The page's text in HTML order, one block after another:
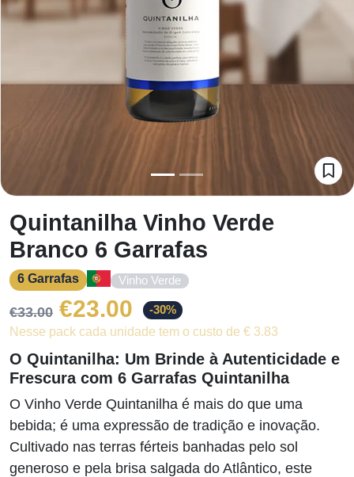
Quintanilha Vinho Verde
Branco 6 Garrafas
6 Garrafas Vinho Verde
€33.00 O
preço
original
era:
€33.00.
€23.00 O
preço
atual
é:
€23.00.
-30%
Nesse pack cada unidade tem o custo de € 3.83
O Quintanilha: Um Brinde à Autenticidade e
Frescura com 6 Garrafas Quintanilha
O Vinho Verde Quintanilha é mais do que uma
bebida; é uma expressão de tradição e inovação.
Cultivado nas terras férteis banhadas pelo sol
generoso e pela brisa salgada do Atlântico, este